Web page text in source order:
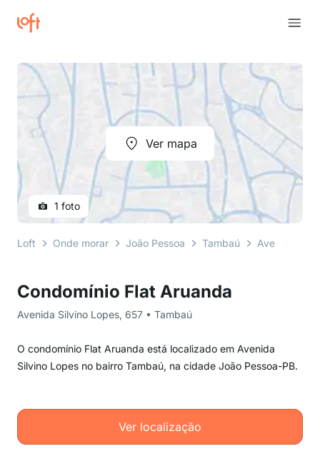
Condomínio Flat Aruanda
Avenida Silvino Lopes, 657 • Tambaú
O condomínio Flat Aruanda está localizado em Avenida
Silvino Lopes no bairro Tambaú, na cidade João Pessoa-PB.
Ver localização
Ver mapa
1 foto
Loft Onde morar João Pessoa Tambaú Avenida